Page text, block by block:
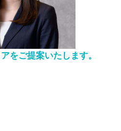
をご提案いたします。